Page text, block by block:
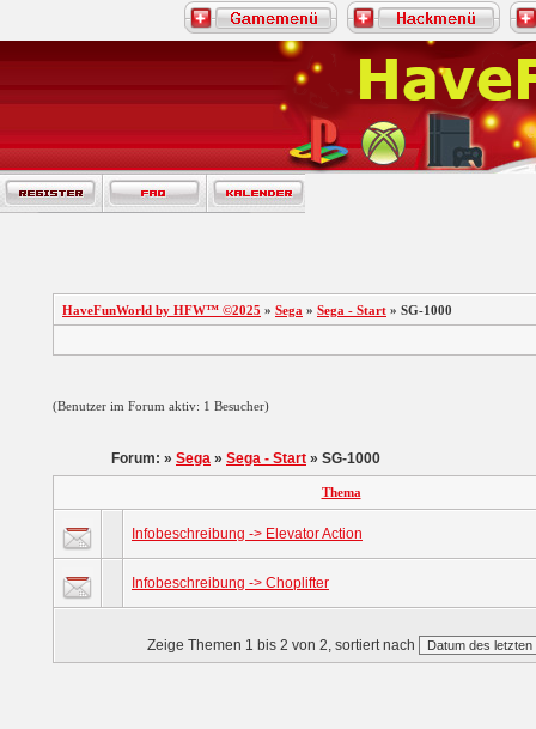
HaveFunWorld by HFW™ ©2025 » Sega » Sega - Start » SG-1000
(Benutzer im Forum aktiv: 1 Besucher)
Forum: » Sega » Sega - Start » SG-1000
Thema
Infobeschreibung -> Elevator Action
Infobeschreibung -> Choplifter
Zeige Themen 1 bis 2 von 2, sortiert nach